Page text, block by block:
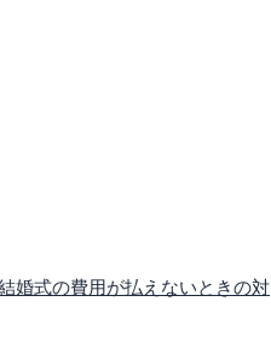
婚式の費用が払えないときの対